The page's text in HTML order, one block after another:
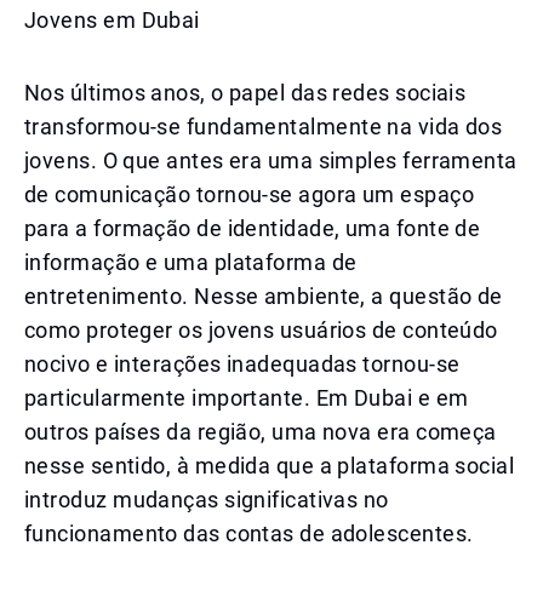
Jovens em Dubai
Nos últimos anos, o papel das redes sociais
transformou-se fundamentalmente na vida dos
jovens. O que antes era uma simples ferramenta
de comunicação tornou-se agora um espaço
para a formação de identidade, uma fonte de
informação e uma plataforma de
entretenimento. Nesse ambiente, a questão de
como proteger os jovens usuários de conteúdo
nocivo e interações inadequadas tornou-se
particularmente importante. Em Dubai e em
outros países da região, uma nova era começa
nesse sentido, à medida que a plataforma social
introduz mudanças significativas no
funcionamento das contas de adolescentes.